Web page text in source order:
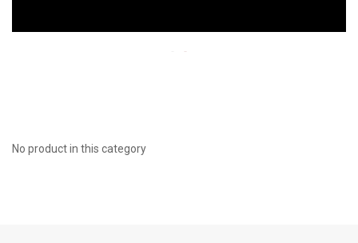
No product in this category